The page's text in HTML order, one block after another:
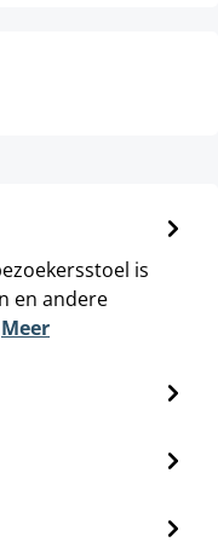
is
en andere
Meer